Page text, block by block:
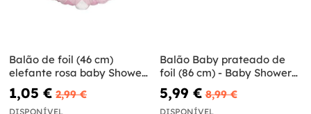
Balão de foil (46 cm)
elefante rosa baby Shower
- Pink Floral Elephant
1,05 € 2,99 €
DISPONÍVEL
Balão Baby prateado de
foil (86 cm) - Baby Shower
Collection
5,99 € 8,99 €
DISPONÍVEL